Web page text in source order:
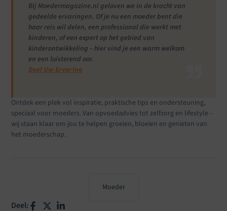
Bij Moedermagazine.nl geloven we in de kracht van
gedeelde ervaringen. Of je nu een moeder bent die
haar reis wil delen, een professional die werkt met
kinderen, of een expert op het gebied van
kinderontwikkeling – hier vind je een warm welkom
en een luisterend oor.
Deel Uw Ervaring
Ontdek een plek vol inspiratie, praktische tips en ondersteuning,
speciaal voor moeders. Van opvoedadvies tot zelfzorg en lifestyle –
wij staan klaar om jou te helpen groeien, bloeien en genieten van
het moederschap.
Moeder
Deel: